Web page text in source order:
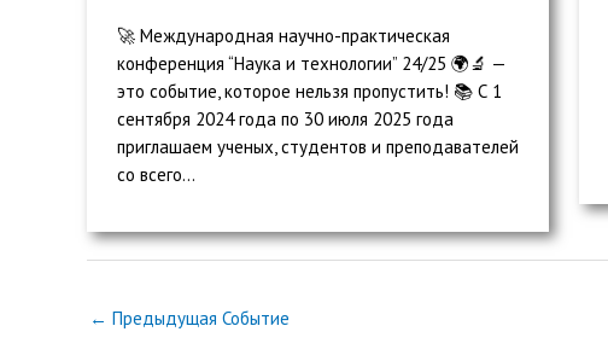
🚀 Международная научно-практическая
конференция “Наука и технологии” 24/25 🌍🔬 —
это событие, которое нельзя пропустить! 📚 С 1
сентября 2024 года по 30 июля 2025 года
приглашаем ученых, студентов и преподавателей
со всего...
← Предыдущая Событие